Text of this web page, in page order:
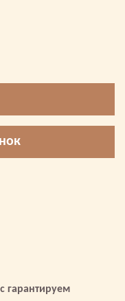
гарантируем